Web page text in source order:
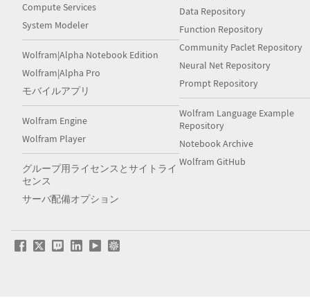
Compute Services
System Modeler
Wolfram|Alpha Notebook Edition
Wolfram|Alpha Pro
モバイルアプリ
Wolfram Engine
Wolfram Player
グループ用ライセンスとサイトライ
センス
サーバ配備オプション
Data Repository
Function Repository
Community Paclet Repository
Neural Net Repository
Prompt Repository
Wolfram Language Example
Repository
Notebook Archive
Wolfram GitHub